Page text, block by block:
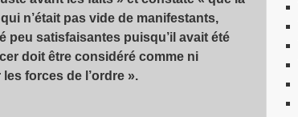
n’était pas vide de manifestants,
peu satisfaisantes puisqu’il avait été
doit être considéré comme ni
forces de l’ordre ».